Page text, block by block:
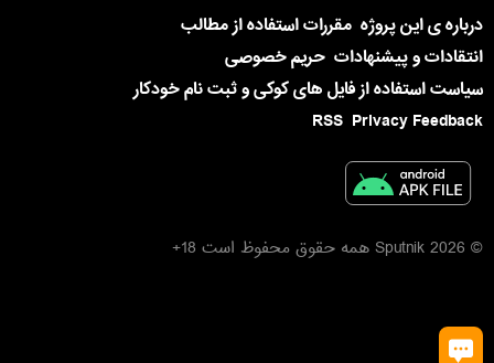
درباره ی این پروژه مقررات استفاده از مطالب
انتقادات و پیشنهادات حریم خصوصی
سیاست استفاده از فایل های کوکی و ثبت نام خودکار
Privacy Feedback
RSS
© 2026 Sputnik همه حقوق محفوظ است 18+